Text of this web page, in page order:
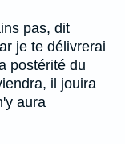
pas, dit
je te délivrerai
postérité du
il jouira
aura